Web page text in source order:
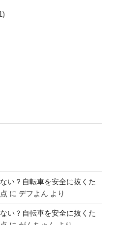
い？自転車を安全に抜くた
に デフよん より
い？自転車を安全に抜くた